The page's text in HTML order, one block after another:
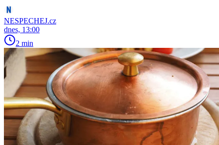
NESPECHEJ.cz
dnes, 13:00
2 min